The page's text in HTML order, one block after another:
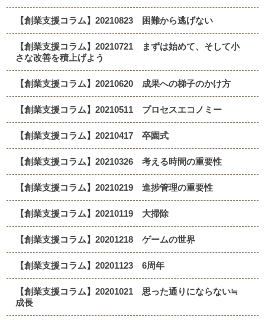
【創業支援コラム】20210823 困難から逃げない
【創業支援コラム】20210721 まずは始めて、そして小
さな改善を積上げよう
【創業支援コラム】20210620 成果への梯子のかけ方
【創業支援コラム】20210511 プロセスエコノミー
【創業支援コラム】20210417 卒園式
【創業支援コラム】20210326 考える時間の重要性
【創業支援コラム】20210219 進捗管理の重要性
【創業支援コラム】20210119 大掃除
【創業支援コラム】20201218 ゲームの世界
【創業支援コラム】20201123 6周年
【創業支援コラム】20201021 思った通りにならない≒
成長